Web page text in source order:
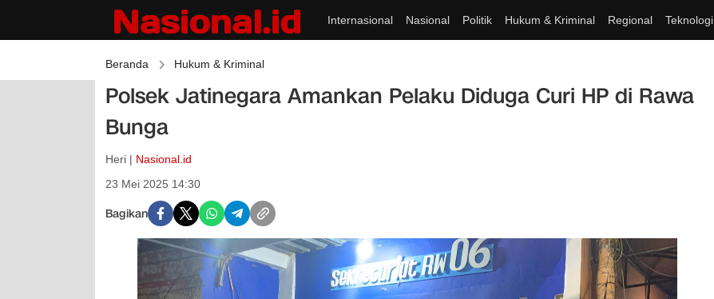
Internasional Nasional Politik Hukum & Kriminal Regional Teknologi
Beranda Hukum & Kriminal
Polsek Jatinegara Amankan Pelaku Diduga Curi HP di Rawa
Bunga
Heri | Nasional.id
23 Mei 2025 14:30
Bagikan